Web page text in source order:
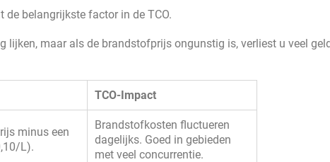
belangrijkste factor in de TCO.
lijken, maar als de brandstofprijs ongunstig is, verliest u veel
TCO-Impact
minus een
L).
Brandstofkosten fluctueren
dagelijks. Goed in gebieden
met veel concurrentie.